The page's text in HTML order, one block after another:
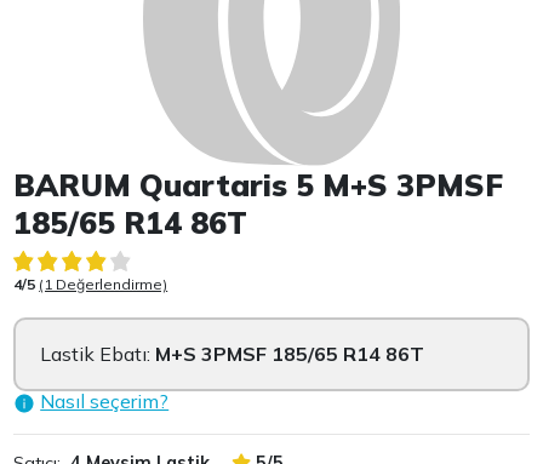
BARUM Quartaris 5 M+S 3PMSF
185/65 R14 86T
4/5 (1 Değerlendirme)
Lastik Ebatı: M+S 3PMSF 185/65 R14 86T
Nasıl seçerim?